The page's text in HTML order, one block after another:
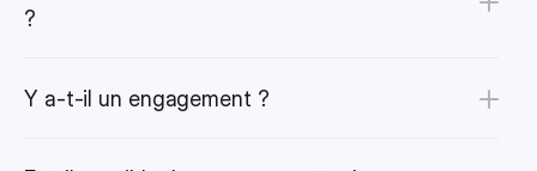
?
Y a-t-il un engagement ?